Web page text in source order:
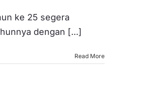
ke 25 segera
dengan [...]
Read More